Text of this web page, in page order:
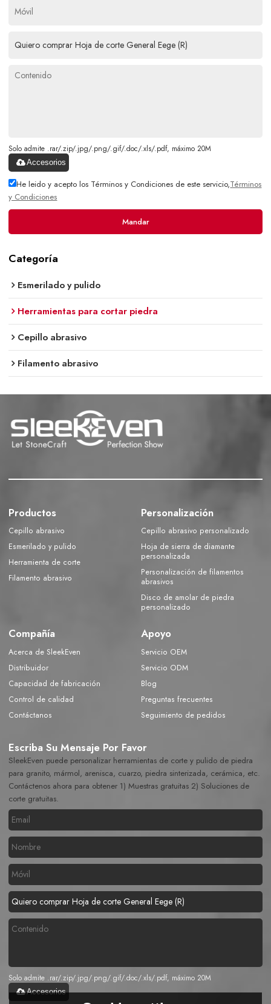
Solo admite .rar/.zip/.jpg/.png/.gif/.doc/.xls/.pdf, máximo 20M
Accesorios
He leido y acepto los Términos y Condiciones de este servicio,Términos
y Condiciones
Mandar
Categoría
Esmerilado y pulido
Herramientas para cortar piedra
Cepillo abrasivo
Filamento abrasivo
Productos
Cepillo abrasivo
Esmerilado y pulido
Herramienta de corte
Filamento abrasivo
Personalización
Cepillo abrasivo personalizado
Hoja de sierra de diamante
personalizada
Personalización de filamentos
abrasivos
Disco de amolar de piedra
personalizado
Compañía
Acerca de SleekEven
Distribuidor
Capacidad de fabricación
Control de calidad
Contáctanos
Apoyo
Servicio OEM
Servicio ODM
Blog
Preguntas frecuentes
Seguimiento de pedidos
Escriba Su Mensaje Por Favor
SleekEven puede personalizar herramientas de corte y pulido de piedra
para granito, mármol, arenisca, cuarzo, piedra sinterizada, cerámica, etc.
Contáctenos ahora para obtener 1) Muestras gratuitas 2) Soluciones de
corte gratuitas.
Solo admite .rar/.zip/.jpg/.png/.gif/.doc/.xls/.pdf, máximo 20M
Accesorios